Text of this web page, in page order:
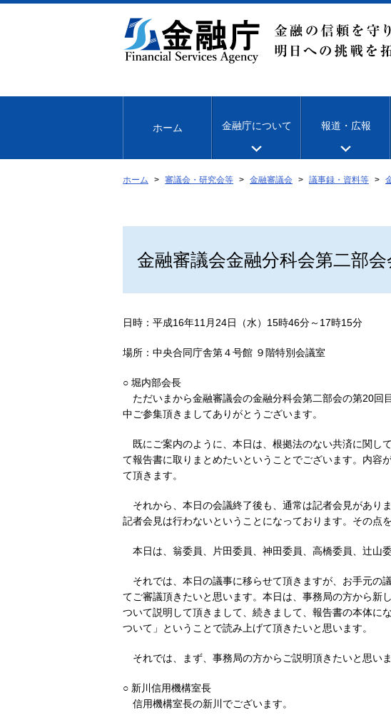
文
移
ホーム 金融庁について 報道・広報
ホーム 審議会・研究会等 金融審議会 議事録・資料等
金融審議会金融分科会第二部
日時：平成16年11月24日（水）15時46分～17時15分
場所：中央合同庁舎第４号館 ９階特別会議室
○ 堀内部会長
ただいまから金融審議会の金融分科会第二部会の第20
中ご参集頂きましてありがとうございます。
既にご案内のように、本日は、根拠法のない共済に関し
て報告書に取りまとめたいということでございます。内容
て頂きます。
それから、本日の会議終了後も、通常は記者会見があり
記者会見は行わないということになっております。その点
本日は、翁委員、片田委員、神田委員、高橋委員、辻山
それでは、本日の議事に移らせて頂きますが、お手元の
てご審議頂きたいと思います。本日は、事務局の方から新
ついて説明して頂きまして、続きまして、報告書の本体に
ついて」ということで読み上げて頂きたいと思います。
それでは、まず、事務局の方からご説明頂きたいと思いま
○ 新川信用機構室長
信用機構室長の新川でございます。